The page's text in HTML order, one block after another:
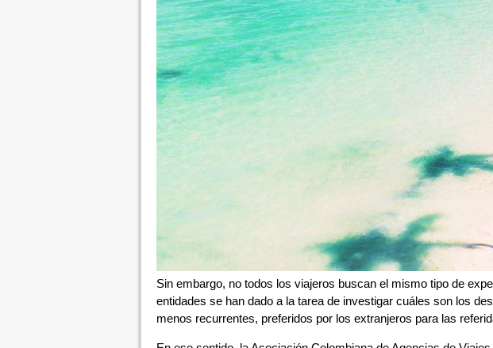
Sin embargo, no todos los viajeros buscan el mismo tipo de
entidades se han dado a la tarea de investigar cuáles son los
menos recurrentes, preferidos por los extranjeros para las